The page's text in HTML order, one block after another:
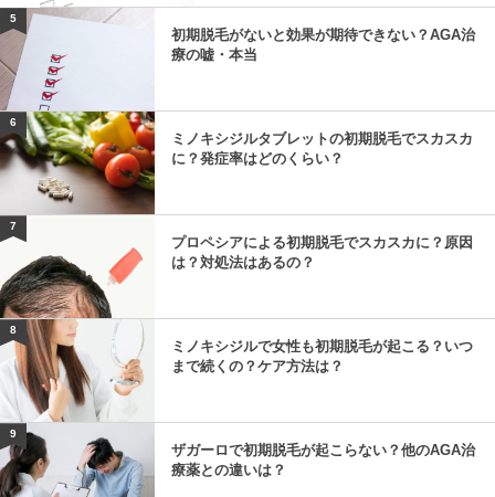
5
初期脱毛がないと効果が期待できない？AGA治
療の嘘・本当
6
ミノキシジルタブレットの初期脱毛でスカスカ
に？発症率はどのくらい？
7
プロペシアによる初期脱毛でスカスカに？原因
は？対処法はあるの？
8
ミノキシジルで女性も初期脱毛が起こる？いつ
まで続くの？ケア方法は？
9
ザガーロで初期脱毛が起こらない？他のAGA治
療薬との違いは？